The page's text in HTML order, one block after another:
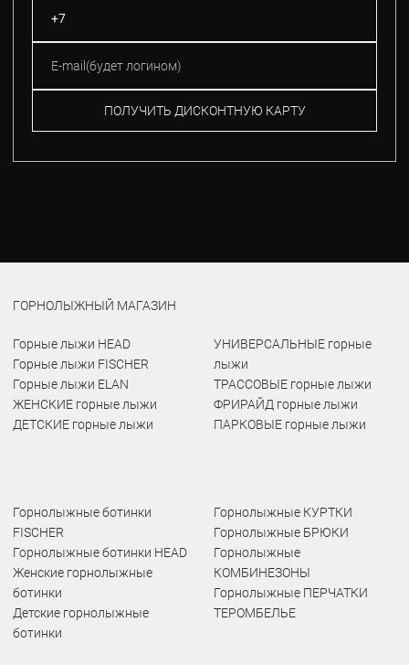
ПОЛУЧИТЬ ДИСКОНТНУЮ КАРТУ
ГОРНОЛЫЖНЫЙ МАГАЗИН
Горные лыжи HEAD
Горные лыжи FISCHER
Горные лыжи ELAN
ЖЕНСКИЕ горные лыжи
ДЕТСКИЕ горные лыжи
УНИВЕРСАЛЬНЫЕ горные
лыжи
ТРАССОВЫЕ горные лыжи
ФРИРАЙД горные лыжи
ПАРКОВЫЕ горные лыжи
Горнолыжные ботинки
FISCHER
Горнолыжные ботинки HEAD
Женские горнолыжные
ботинки
Детские горнолыжные
ботинки
Горнолыжные КУРТКИ
Горнолыжные БРЮКИ
Горнолыжные
КОМБИНЕЗОНЫ
Горнолыжные ПЕРЧАТКИ
ТЕРОМБЕЛЬЕ